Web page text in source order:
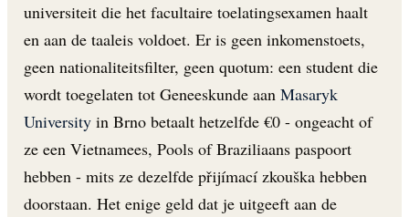
universiteit die het facultaire toelatingsexamen haalt
en aan de taaleis voldoet. Er is geen inkomenstoets,
geen nationaliteitsfilter, geen quotum: een student die
wordt toegelaten tot Geneeskunde aan Masaryk
University in Brno betaalt hetzelfde €0 - ongeacht of
ze een Vietnamees, Pools of Braziliaans paspoort
hebben - mits ze dezelfde přijímací zkouška hebben
doorstaan. Het enige geld dat je uitgeeft aan de